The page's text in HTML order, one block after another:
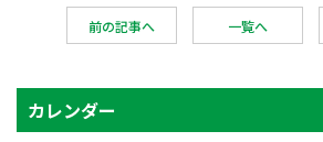
前の記事へ 一覧へ
カレンダー